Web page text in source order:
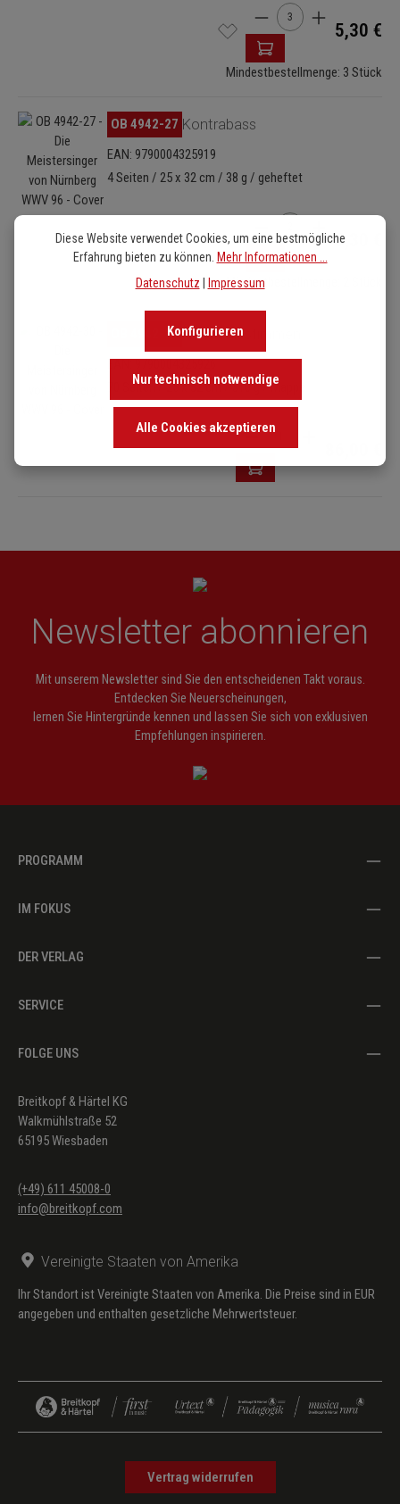
Produkt Anzahl: Gib
5,30 €
Mindestbestellmenge: 3 Stück
Bildergalerie überspringen
OB 4942-27 Kontrabass
EAN: 9790004325919
4 Seiten / 25 x 32 cm / 38 g / geheftet
Produkt Anzahl: Gib
5,30 €
Mindestbestellmenge: 2 Stück
OB 4942-30 Harmoniestimmen
70 Seiten / 25 x 32 cm / 310 g / Mappe
Produkt Anzahl: Gib
Newsletter abonnieren
Mit unserem Newsletter sind Sie den entscheidenen Takt voraus.
Entdecken Sie Neuerscheinungen,
lernen Sie Hintergründe kennen und lassen Sie sich von exklusiven
Empfehlungen inspirieren.
PROGRAMM
IM FOKUS
DER VERLAG
SERVICE
FOLGE UNS
Breitkopf & Härtel KG
Walkmühlstraße 52
65195 Wiesbaden
(+49) 611 45008-0
info@breitkopf.com
Vereinigte Staaten von Amerika
Ihr Standort ist Vereinigte Staaten von Amerika. Die Preise sind in EUR
angegeben und enthalten gesetzliche Mehrwertsteuer.
Vertrag widerrufen
Diese Website verwendet Cookies, um eine bestmögliche
Erfahrung bieten zu können. Mehr Informationen ...
Datenschutz
Impressum
Nur technisch notwendige
Konfigurieren
Alle Cookies akzeptieren